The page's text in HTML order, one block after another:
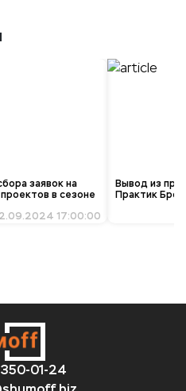
заявок на
в сезоне
17:00:00
Вывод из
Практик
01-24